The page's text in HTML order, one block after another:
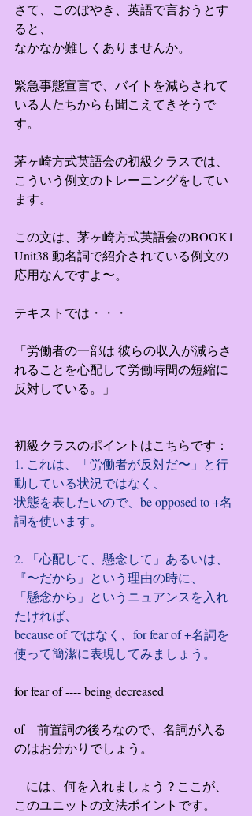
さて、このぼやき、英語で言おうとす
ると、
なかなか難しくありませんか。
緊急事態宣言で、バイトを減らされて
いる人たちからも聞こえてきそうで
す。
茅ヶ崎方式英語会の初級クラスでは、
こういう例文のトレーニングをしてい
ます。
この文は、茅ヶ崎方式英語会のBOOK1
Unit38 動名詞で紹介されている例文の
応用なんですよ〜。
テキストでは・・・
「労働者の一部は 彼らの収入が減らさ
れることを心配して労働時間の短縮に
反対している。」
初級クラスのポイントはこちらです：
1. これは、「労働者が反対だ〜」と行
動している状況ではなく、
状態を表したいので、be opposed to +名
詞を使います。
2. 「心配して、懸念して」あるいは、
『〜だから」という理由の時に、
「懸念から」というニュアンスを入れ
たければ、
because of ではなく、for fear of +名詞を
使って簡潔に表現してみましょう。
for fear of ---- being decreased
of　前置詞の後ろなので、名詞が入る
のはお分かりでしょう。
---には、何を入れましょう？ここが、
このユニットの文法ポイントです。